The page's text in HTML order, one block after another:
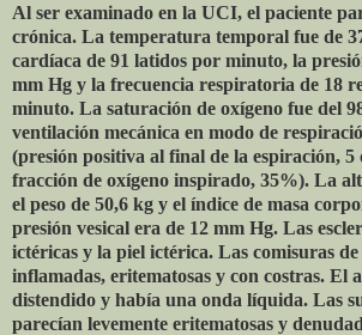
Al ser examinado en la UCI, el paciente
crónica. La temperatura temporal fue de
cardíaca de 91 latidos por minuto, la
mm Hg y la frecuencia respiratoria de 18
minuto. La saturación de oxígeno fue del
ventilación mecánica en modo de
(presión positiva al final de la espiración, 5
fracción de oxígeno inspirado, 35%). La
el peso de 50,6 kg y el índice de masa
presión vesical era de 12 mm Hg. Las
ictéricas y la piel ictérica. Las comisuras de
inflamadas, eritematosas y con costras. El
distendido y había una onda líquida. Las
parecían levemente eritematosas y